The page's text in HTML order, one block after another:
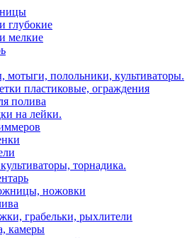
глубокие
мелкие
мотыги, полольники, культиваторы.
пластиковые, ограждения
полива
на лейки.
торнадика.
ножовки
грабельки, рыхлители
камеры